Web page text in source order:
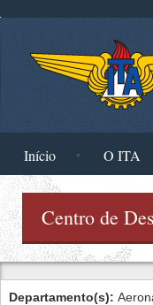
Início O ITA
Centro de
Departamento(s):